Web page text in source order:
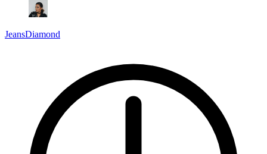
JeansDiamond